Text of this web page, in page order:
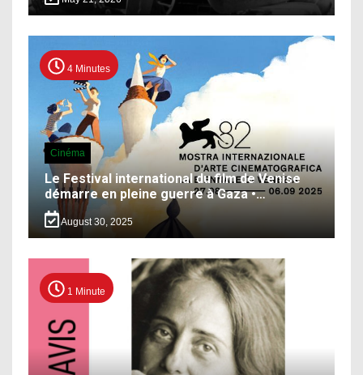
4 Minutes
Cinéma
Le Festival international du film de Venise
démarre en pleine guerre à Gaza •…
August 30, 2025
1 Minute